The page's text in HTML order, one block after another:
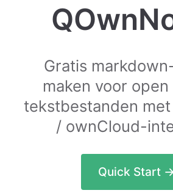
Gratis
maken voor
tekstbestanden
/ ownCloud-
Quick Start